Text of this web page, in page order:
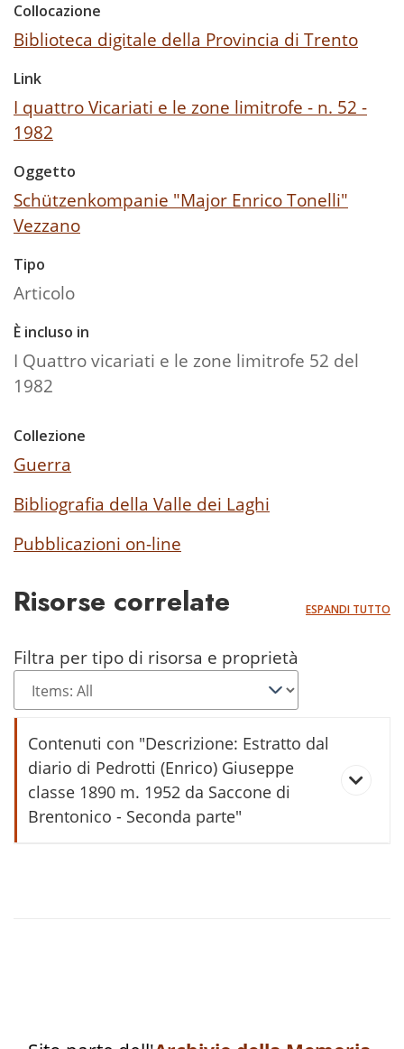
Collocazione
Biblioteca digitale della Provincia di Trento
Link
I quattro Vicariati e le zone limitrofe - n. 52 -
1982
Oggetto
Schützenkompanie "Major Enrico Tonelli"
Vezzano
Tipo
Articolo
È incluso in
I Quattro vicariati e le zone limitrofe 52 del
1982
Collezione
Guerra
Bibliografia della Valle dei Laghi
Pubblicazioni on-line
Risorse correlate ESPANDI TUTTO
Filtra per tipo di risorsa e proprietà
Contenuti con "Descrizione: Estratto dal
diario di Pedrotti (Enrico) Giuseppe
classe 1890 m. 1952 da Saccone di
Brentonico - Seconda parte"